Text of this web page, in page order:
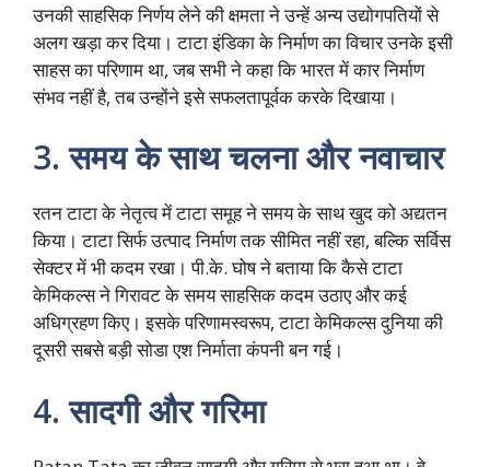
उनकी साहसिक निर्णय लेने की क्षमता ने उन्हें अन्य उद्योगपतियों से
अलग खड़ा कर दिया। टाटा इंडिका के निर्माण का विचार उनके इसी
साहस का परिणाम था, जब सभी ने कहा कि भारत में कार निर्माण
संभव नहीं है, तब उन्होंने इसे सफलतापूर्वक करके दिखाया।
3.समय के साथ चलना और नवाचार
रतन टाटा के नेतृत्व में टाटा समूह ने समय के साथ खुद को अद्यतन
किया। टाटा सिर्फ उत्पाद निर्माण तक सीमित नहीं रहा, बल्कि सर्विस
सेक्टर में भी कदम रखा। पी.के. घोष ने बताया कि कैसे टाटा
केमिकल्स ने गिरावट के समय साहसिक कदम उठाए और कई
अधिग्रहण किए। इसके परिणामस्वरूप, टाटा केमिकल्स दुनिया की
दूसरी सबसे बड़ी सोडा एश निर्माता कंपनी बन गई।
4.सादगी और गरिमा